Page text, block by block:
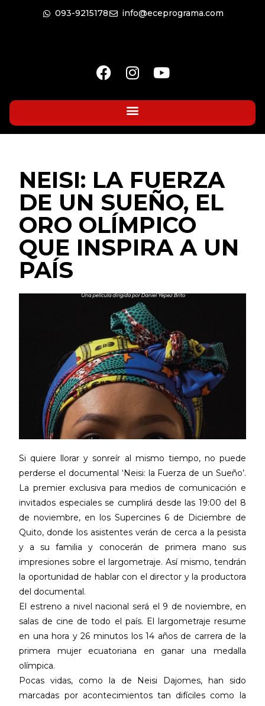
093-9215178 info@eceprograma.com
NEISI: LA FUERZA
DE UN SUEÑO, EL
ORO OLÍMPICO
QUE INSPIRA A UN
PAÍS
Si quiere llorar y sonreír al mismo tiempo, no puede
perderse el documental ‘Neisi: la Fuerza de un Sueño’.
La premier exclusiva para medios de comunicación e
invitados especiales se cumplirá desde las 19:00 del 8
de noviembre, en los Supercines 6 de Diciembre de
Quito, donde los asistentes verán de cerca a la pesista
y a su familia y conocerán de primera mano sus
impresiones sobre el largometraje. Así mismo, tendrán
la oportunidad de hablar con el director y la productora
del documental.
El estreno a nivel nacional será el 9 de noviembre, en
salas de cine de todo el país. El largometraje resume
en una hora y 26 minutos los 14 años de carrera de la
primera mujer ecuatoriana en ganar una medalla
olímpica.
Pocas vidas, como la de Neisi Dajomes, han sido
marcadas por acontecimientos tan difíciles como la